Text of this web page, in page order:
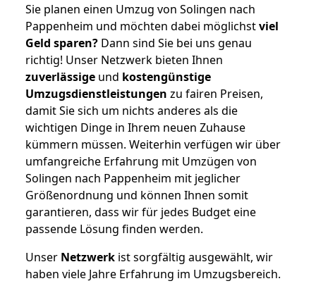
Sie planen einen Umzug von Solingen nach
Pappenheim und möchten dabei möglichstviel
Geld sparen? Dann sind Sie bei uns genau
richtig! Unser Netzwerk bieten Ihnen
zuverlässige und kostengünstige
Umzugsdienstleistungen zu fairen Preisen,
damit Sie sich um nichts anderes als die
wichtigen Dinge in Ihrem neuen Zuhause
kümmern müssen. Weiterhin verfügen wir über
umfangreiche Erfahrung mit Umzügen von
Solingen nach Pappenheim mit jeglicher
Größenordnung und können Ihnen somit
garantieren, dass wir für jedes Budget eine
passende Lösung finden werden.
Unser Netzwerk ist sorgfältig ausgewählt, wir
haben viele Jahre Erfahrung im Umzugsbereich.